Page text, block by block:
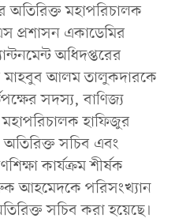
অতিরিক্ত মহাপরিচালক
প্রশাসন একাডেমির
অধিদপ্তরের
মাহবুব আলম তালুকদারকে
সদস্য, বাণিজ্য
মহাপরিচালক হাফিজুর
অতিরিক্ত সচিব এবং
কার্যক্রম শীর্ষক
আহমেদকে পরিসংখ্যান
সচিব করা হয়েছে।